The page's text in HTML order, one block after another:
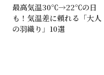
最高気温30℃→22℃の日
も！気温差に頼れる「大人
の羽織り」10選